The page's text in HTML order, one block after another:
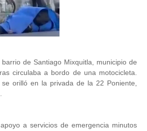
de Santiago Mixquitla, municipio de
circulaba a bordo de una motocicleta.
orilló en la privada de la 22 Poniente,
a servicios de emergencia minutos